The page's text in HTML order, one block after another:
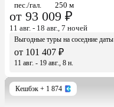
пес./гал. 250 м
от 93 009 ₽
11 авг. - 18 авг., 7 ночей
Выгодные туры на соседние даты
от 101 407 ₽
11 авг. - 19 авг., 8 н.
Кешбэк + 1 874